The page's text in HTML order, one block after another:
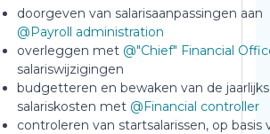
doorgeven van salarisaanpassingen aan
@Payroll administration
overleggen met @"Chief" Financial
salariswijzigingen
budgetteren en bewaken van de
salariskosten met @Financial controller
controleren van startsalarissen, op basis